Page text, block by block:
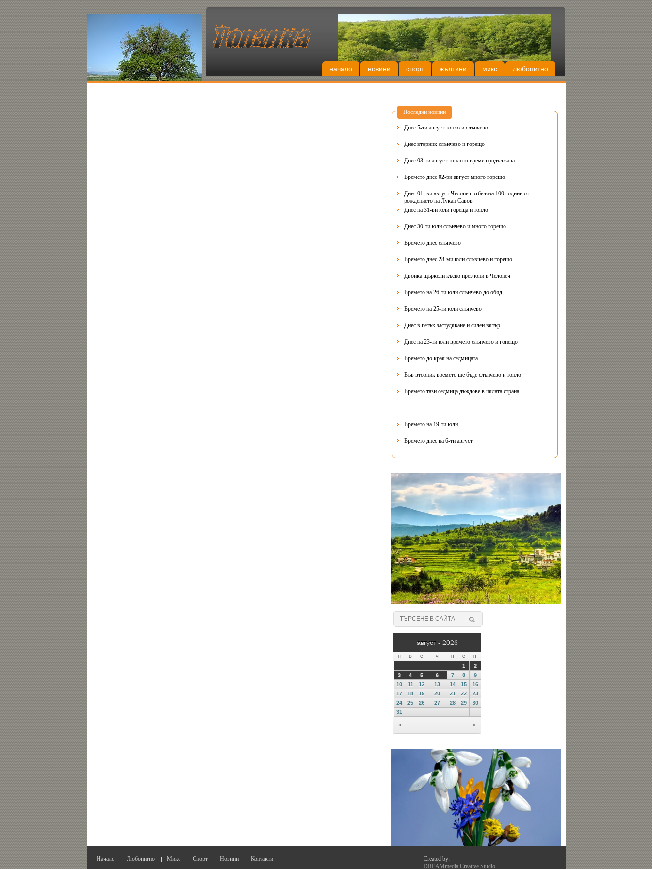
начало новини спорт жълтини микс любопитно
Последни новини
Днес 5-ти август топло и слънчево
Днес вторник слънчево и горещо
Днес 03-ти август топлото време продължава
Времето днес 02-ри август много горещо
Днес 01 -ви август Челопеч отбеляза 100 години от
рождението на Лукан Савов
Днес на 31-ви юли гореща и топло
Днес 30-ти юли слънчево и много горещо
Времето днес слънчево
Времето днес 28-ми юли слъвчево и горещо
Двойка щъркели късно през юни в Челопеч
Времето на 26-ти юли слънчево до обяд
Времето на 25-ти юли слънчево
Днес в петък застудяване и силен вятър
Днес на 23-ти юли времето слънчево и гопещо
Времето до края на седмицата
Във вторник времето ще бъде слънчево и топло
Времето тази седмица дъждове в цялата страна
Времето на 19-ти юли
Времето днес на 6-ти август
Начало Любопитно Микс Спорт Новини Контакти
Created by:
DREAMmedia Creative Studio